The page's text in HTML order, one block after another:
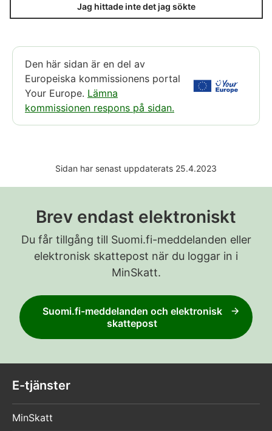
Jag hittade inte det jag sökte
Den här sidan är en del av
Europeiska kommissionens portal
Your Europe. Lämna
kommissionen respons på sidan.
Sidan har senast uppdaterats 25.4.2023
Brev endast elektroniskt
Du får tillgång till Suomi.fi-meddelanden eller
elektronisk skattepost när du loggar in i
MinSkatt.
Suomi.fi-meddelanden och elektronisk
skattepost
E-tjänster
MinSkatt